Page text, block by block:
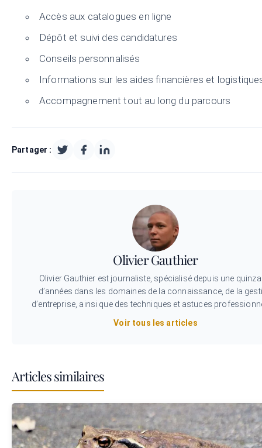
Accès aux catalogues en ligne
Dépôt et suivi des candidatures
Conseils personnalisés
Informations sur les aides financières et
Accompagnement tout au long du parcours
Partager :
Olivier Gauthier
Olivier Gauthier est journaliste, spécialisé depuis une
d’années dans les domaines de la connaissance, de la
d’entreprise, ainsi que des techniques et astuces
Voir tous les articles
Articles similaires